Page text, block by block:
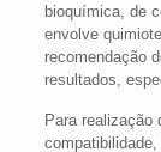
bioquímica, de
envolve
recomendação
resultados,
Para realização